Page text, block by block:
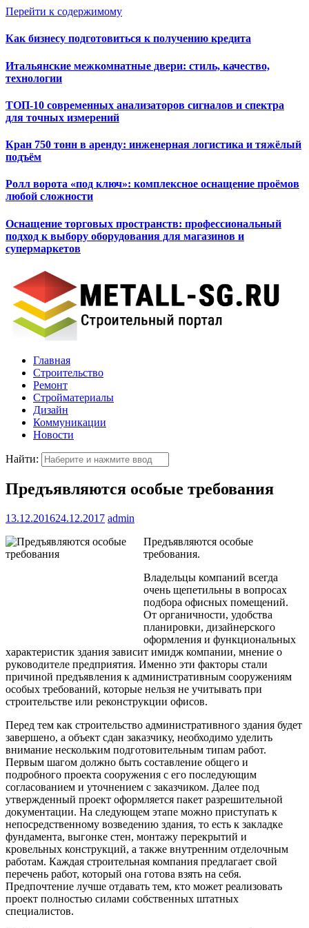
Перейти к содержимому
Как бизнесу подготовиться к получению кредита
Итальянские межкомнатные двери: стиль, качество,
технологии
ТОП-10 современных анализаторов сигналов и спектра
для точных измерений
Кран 750 тонн в аренду: инженерная логистика и тяжёлый
подъём
Ролл ворота «под ключ»: комплексное оснащение проёмов
любой сложности
Оснащение торговых пространств: профессиональный
подход к выбору оборудования для магазинов и
супермаркетов
Главная
Строительство
Ремонт
Стройматериалы
Дизайн
Коммуникации
Новости
Найти:
Предъявляются особые требования
13.12.201624.12.2017 admin
Предъявляются особые
требования.
Владельцы компаний всегда
очень щепетильны в вопросах
подбора офисных помещений.
От органичности, удобства
планировки, дизайнерского
оформления и функциональных
характеристик здания зависит имидж компании, мнение о
руководителе предприятия. Именно эти факторы стали
причиной предъявления к административным сооружениям
особых требований, которые нельзя не учитывать при
строительстве или реконструкции офисов.
Перед тем как строительство административного здания будет
завершено, а объект сдан заказчику, необходимо уделить
внимание нескольким подготовительным типам работ.
Первым шагом должно быть составление общего и
подробного проекта сооружения с его последующим
согласованием и уточнением с заказчиком. Далее под
утвержденный проект оформляется пакет разрешительной
документации. На следующем этапе можно приступать к
непосредственному возведению здания, то есть к закладке
фундамента, выгонке стен, монтажу перекрытий и
кровельных конструкций, а также внутренним отделочным
работам. Каждая строительная компания предлагает свой
перечень работ, который она готова взять на себя.
Предпочтение лучше отдавать тем, кто может реализовать
проект полностью силами собственных штатных
специалистов.